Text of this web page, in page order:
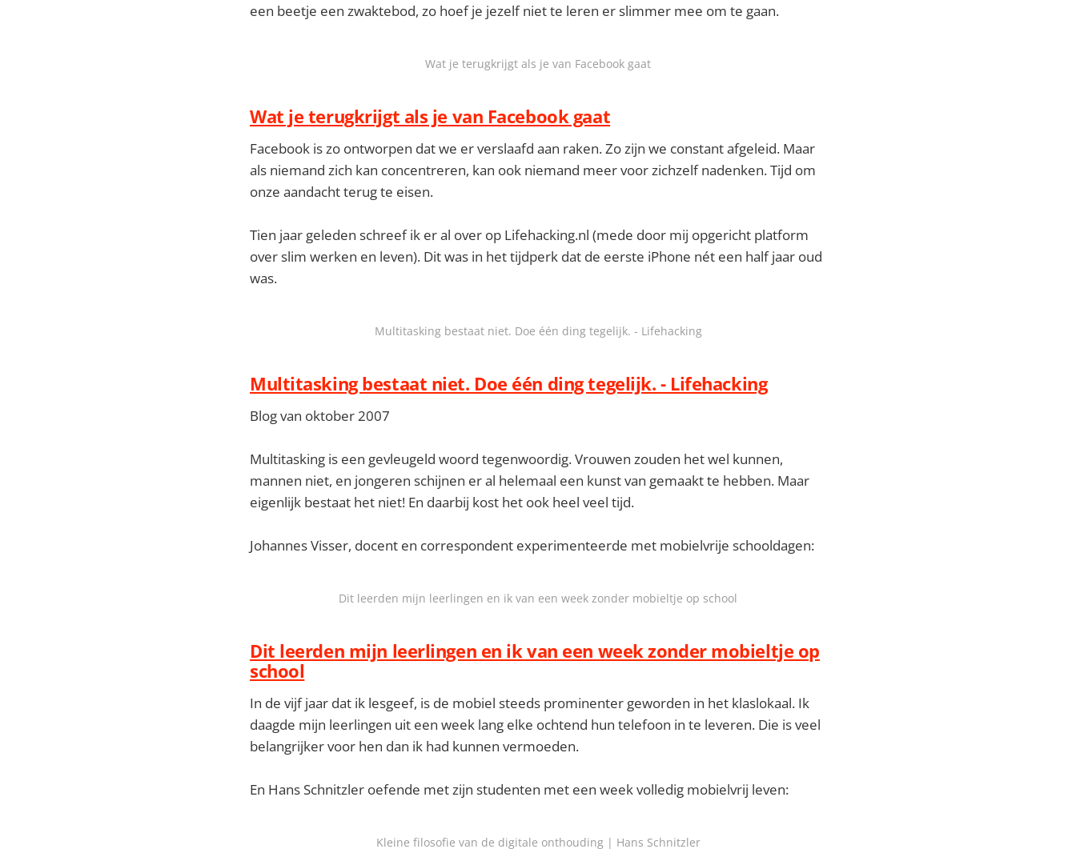
een beetje een zwaktebod, zo hoef je jezelf niet te leren er slimmer mee om te gaan.
Wat je terugkrijgt als je van Facebook gaat
Wat je terugkrijgt als je van Facebook gaat
Facebook is zo ontworpen dat we er verslaafd aan raken. Zo zijn we constant afgeleid. Maar
als niemand zich kan concentreren, kan ook niemand meer voor zichzelf nadenken. Tijd om
onze aandacht terug te eisen.
Tien jaar geleden schreef ik er al over op Lifehacking.nl (mede door mij opgericht platform
over slim werken en leven). Dit was in het tijdperk dat de eerste iPhone nét een half jaar oud
was.
Multitasking bestaat niet. Doe één ding tegelijk. - Lifehacking
Multitasking bestaat niet. Doe één ding tegelijk. - Lifehacking
Blog van oktober 2007
Multitasking is een gevleugeld woord tegenwoordig. Vrouwen zouden het wel kunnen,
mannen niet, en jongeren schijnen er al helemaal een kunst van gemaakt te hebben. Maar
eigenlijk bestaat het niet! En daarbij kost het ook heel veel tijd.
Johannes Visser, docent en correspondent experimenteerde met mobielvrije schooldagen:
Dit leerden mijn leerlingen en ik van een week zonder mobieltje op school
Dit leerden mijn leerlingen en ik van een week zonder mobieltje op
school
In de vijf jaar dat ik lesgeef, is de mobiel steeds prominenter geworden in het klaslokaal. Ik
daagde mijn leerlingen uit een week lang elke ochtend hun telefoon in te leveren. Die is veel
belangrijker voor hen dan ik had kunnen vermoeden.
En Hans Schnitzler oefende met zijn studenten met een week volledig mobielvrij leven:
Kleine filosofie van de digitale onthouding | Hans Schnitzler